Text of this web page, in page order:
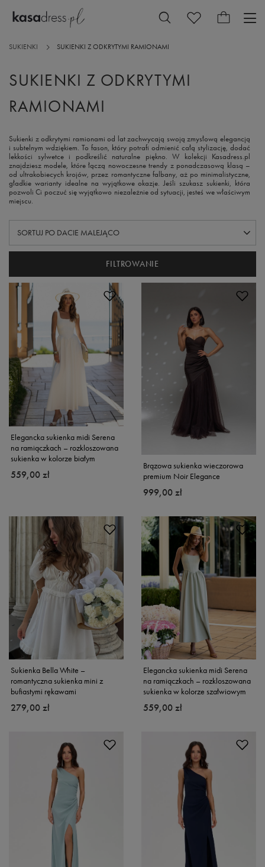
SUKIENKI SUKIENKI Z ODKRYTYMI RAMIONAMI
SUKIENKI Z ODKRYTYMI
RAMIONAMI
Sukienki z odkrytymi ramionami od lat zachwycają swoją zmysłową elegancją
i subtelnym wdziękiem. To fason, który potrafi odmienić całą stylizację, dodać
lekkości sylwetce i podkreślić naturalne piękno. W kolekcji Kasadress.pl
znajdziesz modele, które łączą nowoczesne trendy z ponadczasową klasą –
od ultrakobiecych krojów, przez romantyczne falbany, aż po minimalistyczne,
gładkie warianty idealne na wyjątkowe okazje. Jeśli szukasz sukienki, która
pozwoli Ci poczuć się wyjątkowo niezależnie od sytuacji, jesteś we właściwym
miejscu.
ZMIEŃ SORTOWANIE
SORTUJ PO DACIE MALEJĄCO
FILTROWANIE
Elegancka sukienka midi Serena
na ramiączkach – rozkloszowana
sukienka w kolorze białym
559,00 zł
Brązowa sukienka wieczorowa
premium Noir Elegance
999,00 zł
Sukienka Bella White –
romantyczna sukienka mini z
bufiastymi rękawami
279,00 zł
Elegancka sukienka midi Serena
na ramiączkach – rozkloszowana
sukienka w kolorze szałwiowym
559,00 zł